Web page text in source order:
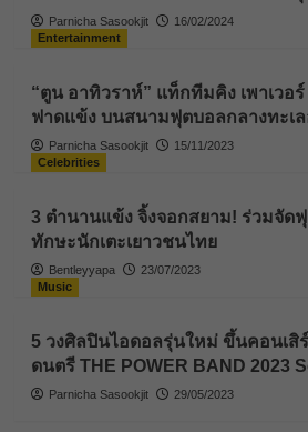
Parnicha Sasookjit
16/02/2024
Entertainment
“ตูน อาทิวราห์” แท็กทีมคิง เพาเวอ
ฟาดแข้ง บนสนามฟุตบอลกลางทะเ
Parnicha Sasookjit
15/11/2023
Celebrities
3 ตำนานแข้ง จิ้งจอกสยาม! ร่วมจัด
ทักษะนักเตะเยาวชนไทย
Bentleyyapa
23/07/2023
Music
5 วงศิลปินไอดอลรุ่นใหม่ ขึ้นคอนเสิ
ดนตรี THE POWER BAND 2023
Parnicha Sasookjit 29/05/2023